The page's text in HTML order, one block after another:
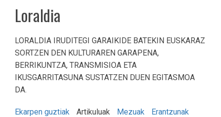
Loraldia
LORALDIA IRUDITEGI GARAIKIDE BATEKIN EUSKARAZ
SORTZEN DEN KULTURAREN GARAPENA,
BERRIKUNTZA, TRANSMISIOA ETA
IKUSGARRITASUNA SUSTATZEN DUEN EGITASMOA
DA.
Ekarpen guztiak Artikuluak Mezuak
Erantzunak